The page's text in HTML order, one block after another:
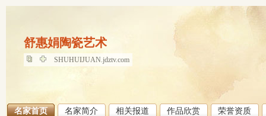
舒惠娟陶瓷艺术
舒惠娟陶瓷艺术
SHUHUIJUAN.jdztv.com
名家首页 名家简介 相关报道 作品欣赏 荣誉资质